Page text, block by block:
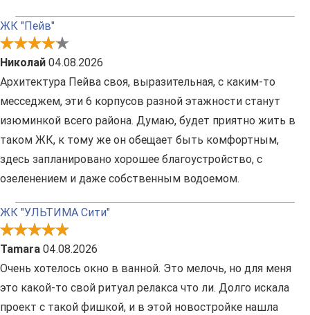
ЖК "Пейв"
Николай 04.08.2026
Архитектура Пейва своя, выразительная, с каким-то
месседжем, эти 6 корпусов разной этажности станут
изюминкой всего района. Думаю, будет приятно жить в
таком ЖК, к тому же он обещает быть комфортным,
здесь запланировано хорошее благоустройство, с
озеленением и даже собственным водоемом.
ЖК "УЛЬТИМА Сити"
Tamara 04.08.2026
Очень хотелось окно в ванной. Это мелочь, но для меня
это какой-то свой ритуал релакса что ли. Долго искала
проект с такой фишкой, и в этой новостройке нашла